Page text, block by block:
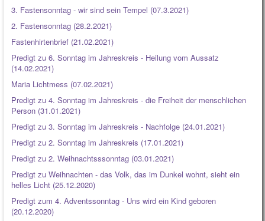
3. Fastensonntag - wir sind sein Tempel (07.3.2021)
2. Fastensonntag (28.2.2021)
Fastenhirtenbrief (21.02.2021)
Predigt zu 6. Sonntag im Jahreskreis - Heilung vom Aussatz
(14.02.2021)
Maria Lichtmess (07.02.2021)
Predigt zu 4. Sonntag im Jahreskreis - die Freiheit der menschlichen
Person (31.01.2021)
Predigt zu 3. Sonntag im Jahreskreis - Nachfolge (24.01.2021)
Predigt zu 2. Sonntag im Jahreskreis (17.01.2021)
Predigt zu 2. Weihnachtsssonntag (03.01.2021)
Predigt zu Weihnachten - das Volk, das im Dunkel wohnt, sieht ein
helles Licht (25.12.2020)
Predigt zum 4. Adventssonntag - Uns wird ein Kind geboren
(20.12.2020)